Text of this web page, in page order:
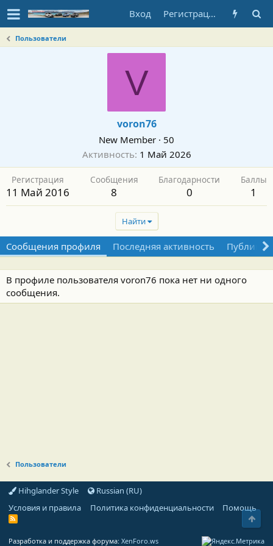
Вход Регистрация
Пользователи
V
voron76
New Member · 50
Активность 1 Май 2026
Регистрация
11 Май 2016
Сообщения
8
Благодарности
0
Баллы
1
Найти
Сообщения профиля Последняя активность
В профиле пользователя voron76 пока нет ни одного
сообщения.
Пользователи
Hihglander Style
Russian (RU)
Условия и правила
Политика конфиденциальности Помощь
R
Разработка и поддержка форума: XenForo.ws